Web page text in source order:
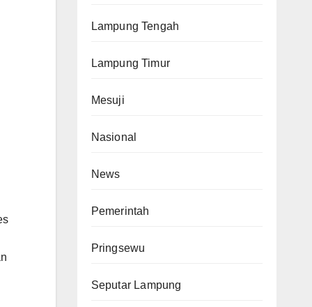
Lampung Tengah
Lampung Timur
Mesuji
Nasional
News
Pemerintah
Pringsewu
Seputar Lampung